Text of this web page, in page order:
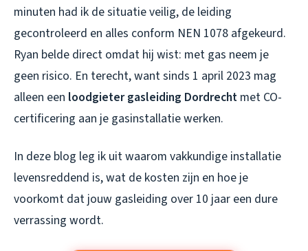
minuten had ik de situatie veilig, de leiding
gecontroleerd en alles conform NEN 1078 afgekeurd.
Ryan belde direct omdat hij wist: met gas neem je
geen risico. En terecht, want sinds 1 april 2023 mag
alleen een loodgieter gasleiding Dordrecht met CO-
certificering aan je gasinstallatie werken.
In deze blog leg ik uit waarom vakkundige installatie
levensreddend is, wat de kosten zijn en hoe je
voorkomt dat jouw gasleiding over 10 jaar een dure
verrassing wordt.